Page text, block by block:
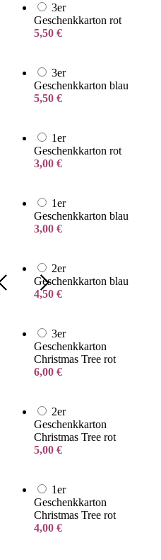
3er
Geschenkkarton rot
5,50 €
3er
Geschenkkarton blau
5,50 €
1er
Geschenkkarton rot
3,00 €
1er
Geschenkkarton blau
3,00 €
2er
Geschenkkarton blau
4,50 €
3er
Geschenkkarton
Christmas Tree rot
6,00 €
2er
Geschenkkarton
Christmas Tree rot
5,00 €
1er
Geschenkkarton
Christmas Tree rot
4,00 €